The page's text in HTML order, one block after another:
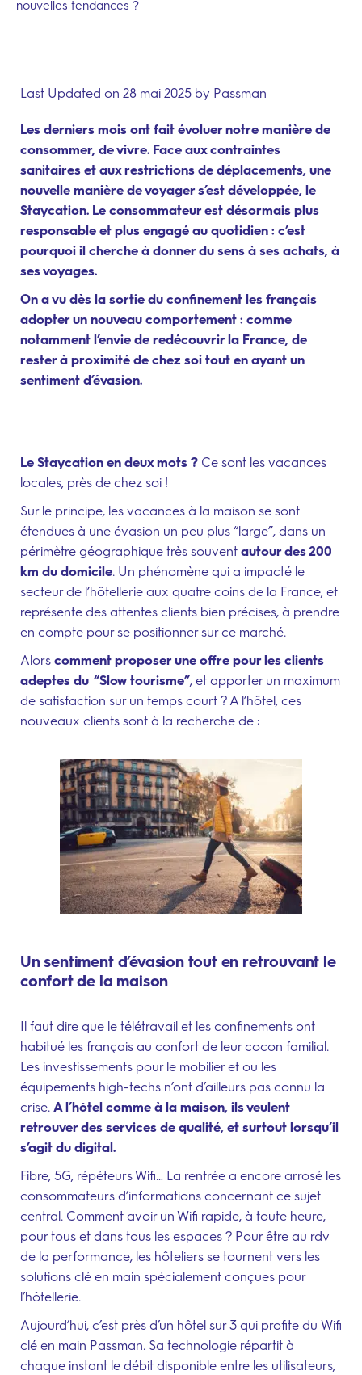
nouvelles tendances ?
Last Updated on 28 mai 2025 by Passman
Les derniers mois ont fait évoluer notre manière de
consommer, de vivre. Face aux contraintes
sanitaires et aux restrictions de déplacements, une
nouvelle manière de voyager s’est développée, le
Staycation. Le consommateur est désormais plus
responsable et plus engagé au quotidien : c’est
pourquoi il cherche à donner du sens à ses achats, à
ses voyages.
On a vu dès la sortie du confinement les français
adopter un nouveau comportement : comme
notamment l’envie de redécouvrir la France, de
rester à proximité de chez soi tout en ayant un
sentiment d’évasion.
Le Staycation en deux mots ? Ce sont les vacances
locales, près de chez soi !
Sur le principe, les vacances à la maison se sont
étendues à une évasion un peu plus “large”, dans un
périmètre géographique très souvent autour des 200
km du domicile. Un phénomène qui a impacté le
secteur de l’hôtellerie aux quatre coins de la France, et
représente des attentes clients bien précises, à prendre
en compte pour se positionner sur ce marché.
Alors comment proposer une offre pour les clients
adeptes du “Slow tourisme”, et apporter un maximum
de satisfaction sur un temps court ? A l’hôtel, ces
nouveaux clients sont à la recherche de :
Un sentiment d’évasion tout en retrouvant le
confort de la maison
Il faut dire que le télétravail et les confinements ont
habitué les français au confort de leur cocon familial.
Les investissements pour le mobilier et ou les
équipements high-techs n’ont d’ailleurs pas connu la
crise. A l’hôtel comme à la maison, ils veulent
retrouver des services de qualité, et surtout lorsqu’il
s’agit du digital.
Fibre, 5G, répéteurs Wifi… La rentrée a encore arrosé les
consommateurs d’informations concernant ce sujet
central. Comment avoir un Wifi rapide, à toute heure,
pour tous et dans tous les espaces ? Pour être au rdv
de la performance, les hôteliers se tournent vers les
solutions clé en main spécialement conçues pour
l’hôtellerie.
Aujourd’hui, c’est près d’un hôtel sur 3 qui profite du Wifi
clé en main Passman. Sa technologie répartit à
chaque instant le débit disponible entre les utilisateurs,